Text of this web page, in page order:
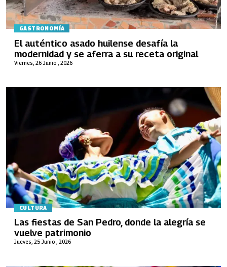
GASTRONOMÍA
Viernes, 26 Junio , 2026
El auténtico asado huilense desafía la
modernidad y se aferra a su receta original
CULTURA
Jueves, 25 Junio , 2026
Las fiestas de San Pedro, donde la alegría se
vuelve patrimonio